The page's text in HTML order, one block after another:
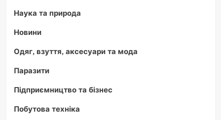
Наука та природа
Новини
Одяг, взуття, аксесуари та мода
Паразити
Підприємництво та бізнес
Побутова техніка